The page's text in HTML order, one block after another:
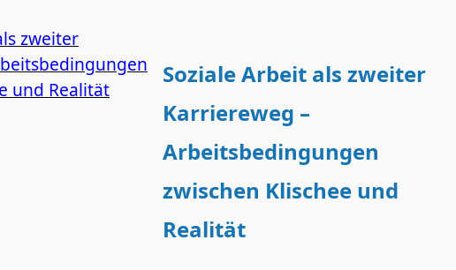
Soziale Arbeit als zweiter
Karriereweg –
Arbeitsbedingungen
zwischen Klischee und
Realität